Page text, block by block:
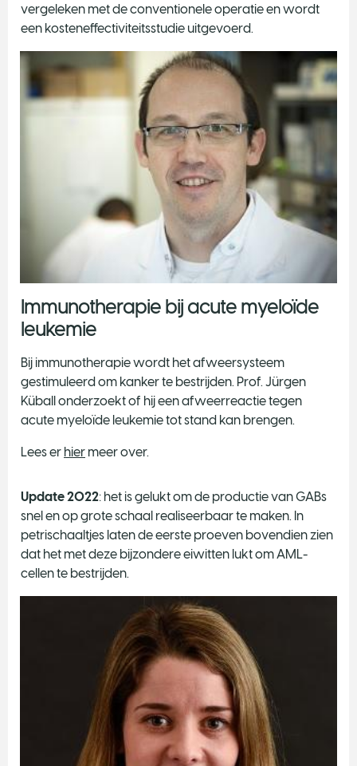
vergeleken met de conventionele operatie en wordt
een kosteneffectiviteitsstudie uitgevoerd.
Immunotherapie bij acute myeloïde
leukemie
Bij immunotherapie wordt het afweersysteem
gestimuleerd om kanker te bestrijden. Prof. Jürgen
Küball onderzoekt of hij een afweerreactie tegen
acute myeloïde leukemie tot stand kan brengen.
Lees er hier meer over.
Update 2022: het is gelukt om de productie van GABs
snel en op grote schaal realiseerbaar te maken. In
petrischaaltjes laten de eerste proeven bovendien zien
dat het met deze bijzondere eiwitten lukt om AML-
cellen te bestrijden.